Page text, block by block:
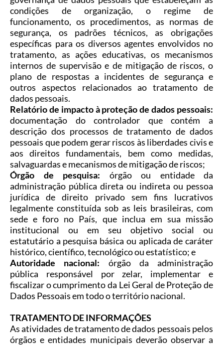
condições de organização, o regime de
funcionamento, os procedimentos, as normas de
segurança, os padrões técnicos, as obrigações
específicas para os diversos agentes envolvidos no
tratamento, as ações educativas, os mecanismos
internos de supervisão e de mitigação de riscos, o
plano de respostas a incidentes de segurança e
outros aspectos relacionados ao tratamento de
dados pessoais.
Relatório de impacto à proteção de dados pessoais:
documentação do controlador que contém a
descrição dos processos de tratamento de dados
pessoais que podem gerar riscos às liberdades civis e
aos direitos fundamentais, bem como medidas,
salvaguardas e mecanismos de mitigação de riscos;
Órgão de pesquisa: órgão ou entidade da
administração pública direta ou indireta ou pessoa
jurídica de direito privado sem fins lucrativos
legalmente constituída sob as leis brasileiras, com
sede e foro no País, que inclua em sua missão
institucional ou em seu objetivo social ou
estatutário a pesquisa básica ou aplicada de caráter
histórico, científico, tecnológico ou estatístico; e
Autoridade nacional: órgão da administração
pública responsável por zelar, implementar e
fiscalizar o cumprimento da Lei Geral de Proteção de
Dados Pessoais em todo o território nacional.
TRATAMENTO DE INFORMAÇÕES
As atividades de tratamento de dados pessoais pelos
órgãos e entidades municipais deverão observar a